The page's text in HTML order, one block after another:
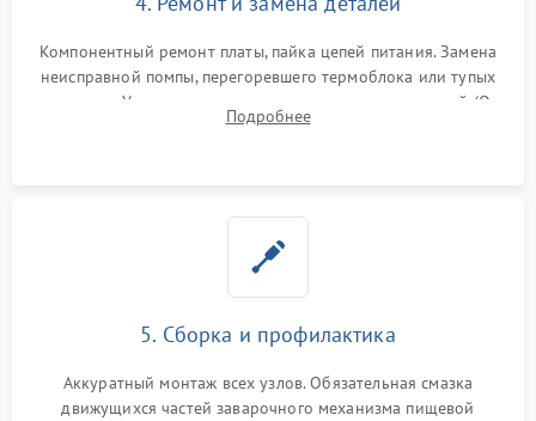
Компонентный ремонт платы, пайка цепей питания. Замена
неисправной помпы, перегоревшего термоблока или тупых
жерновов. Установка новых силиконовых уплотнителей (O-
ring) и тефлоновых трубок для надежного устранения
Подробнее
5. Сборка и профилактика
Аккуратный монтаж всех узлов. Обязательная смазка
движущихся частей заварочного механизма пищевой